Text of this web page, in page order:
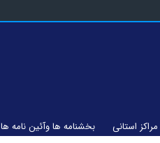
مراکز استانی بخشنامه ها وآئین نامه ها